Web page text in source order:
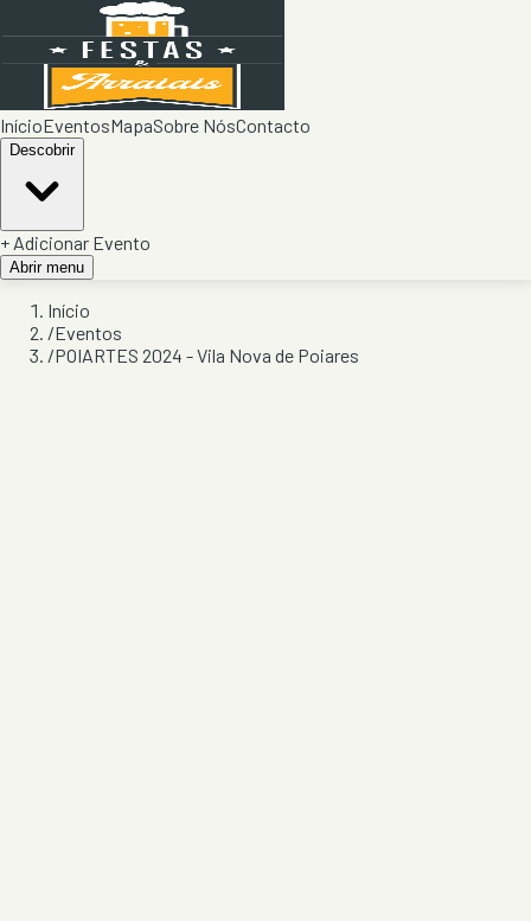
InícioEventosMapaSobre NósContacto
Descobrir
+ Adicionar Evento
Abrir menu
Início
/Eventos
/POIARTES 2024 - Vila Nova de Poiares